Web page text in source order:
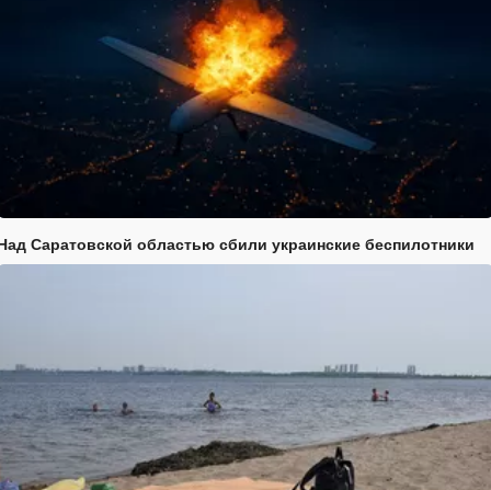
Саратовской областью сбили украинские беспилотники